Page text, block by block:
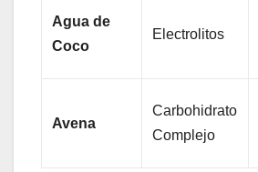
Agua de
Coco
Electrolitos
Avena
Carbohidrato
Complejo